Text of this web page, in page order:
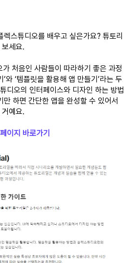
스튜디오를 배우고 싶은가요? 튜토리
세요.
처음인 사람들이 따라하기 좋은 과정
와 ‘템플릿을 활용해 앱 만들기’라는 두
디오의 인터페이스와 디자인 하는 방법
하면 간단한 앱을 완성할 수 있어서
예요.
이지 바로가기